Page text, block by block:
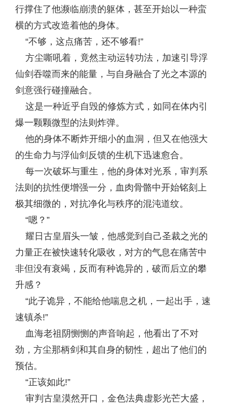
行撑住了他濒临崩溃的躯体，甚至开始以一种蛮
横的方式改造着他的身体。
“不够，这点痛苦，还不够看!”
方尘嘶吼着，竟然主动运转功法，加速引导浮
仙剑吞噬而来的能量，与自身融合了光之本源的
剑意强行碰撞融合。
这是一种近乎自毁的修炼方式，如同在体内引
爆一颗颗微型的法则炸弹。
他的身体不断炸开细小的血洞，但又在他强大
的生命力与浮仙剑反馈的生机下迅速愈合。
每一次破坏与重生，他的身体对光系，审判系
法则的抗性便增强一分，血肉骨骼中开始铭刻上
极其细微的，对抗净化与秩序的混沌道纹。
“嗯？”
耀日古皇眉头一皱，他感觉到自己圣裁之光的
力量正在被快速转化吸收，对方的气息在痛苦中
非但没有衰竭，反而有种诡异的，破而后立的攀
升感？
“此子诡异，不能给他喘息之机，一起出手，速
速镇杀!”
血海老祖阴恻恻的声音响起，他看出了不对
劲，方尘那柄剑和其自身的韧性，超出了他们的
预估。
“正该如此!”
审判古皇漠然开口，金色法典虚影光芒大盛，